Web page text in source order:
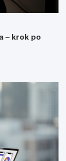
– krok po